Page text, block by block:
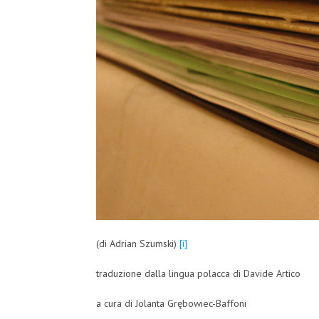
(di Adrian Szumski) [i]
traduzione dalla lingua polacca di Davide Artico
a cura di Jolanta Grębowiec-Baffoni